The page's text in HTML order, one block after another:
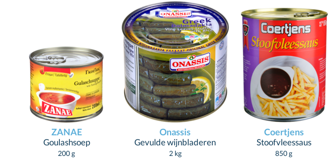
ZANAE
Goulashsoep
200 g
Onassis
Gevulde wijnbladeren
2 kg
Coertjens
Stoofvleessaus
850 g